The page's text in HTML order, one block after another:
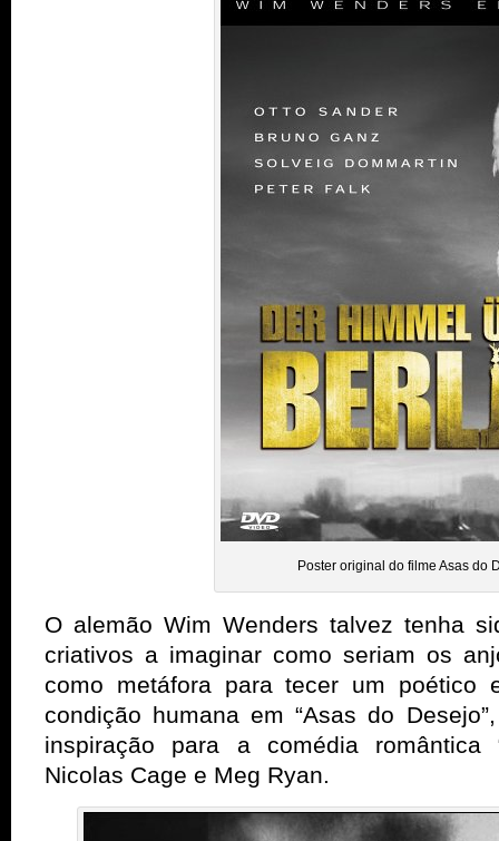
Poster original do filme Asas do
O alemão Wim Wenders talvez tenha
criativos a imaginar como seriam os
como metáfora para tecer um poético
condição humana em “Asas do
inspiração para a comédia romântica
Nicolas Cage e Meg Ryan.